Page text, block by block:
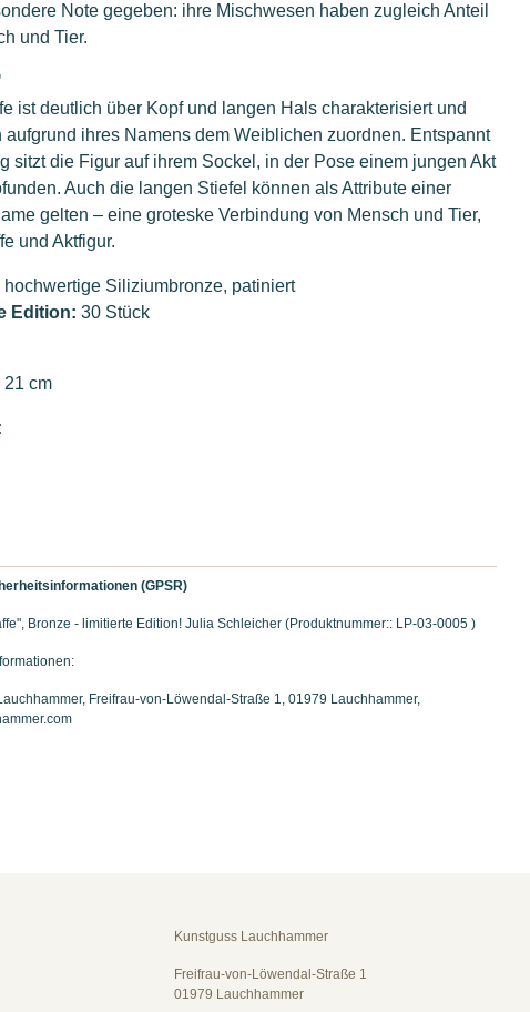
Note gegeben: ihre Mischwesen haben zugleich Anteil
und Tier.
ist deutlich über Kopf und langen Hals charakterisiert und
aufgrund ihres Namens dem Weiblichen zuordnen. Entspannt
sitzt die Figur auf ihrem Sockel, in der Pose einem jungen Akt
Auch die langen Stiefel können als Attribute einer
gelten – eine groteske Verbindung von Mensch und Tier,
und Aktfigur.
hochwertige Siliziumbronze, patiniert
Edition: 30 Stück
21 cm
(GPSR)
Bronze - limitierte Edition! Julia Schleicher (Produktnummer:: LP-03-0005 )
Freifrau-von-Löwendal-Straße 1, 01979 Lauchhammer,
Kunstguss Lauchhammer
Freifrau-von-Löwendal-Straße 1
01979 Lauchhammer